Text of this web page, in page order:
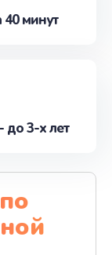
минут
до 3-х лет